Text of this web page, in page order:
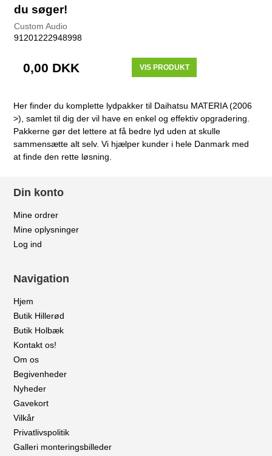
du søger!
Custom Audio
91201222948998
0,00 DKK VIS PRODUKT
Her finder du komplette lydpakker til Daihatsu MATERIA (2006
>), samlet til dig der vil have en enkel og effektiv opgradering.
Pakkerne gør det lettere at få bedre lyd uden at skulle
sammensætte alt selv. Vi hjælper kunder i hele Danmark med
at finde den rette løsning.
Din konto
Mine ordrer
Mine oplysninger
Log ind
Navigation
Hjem
Butik Hillerød
Butik Holbæk
Kontakt os!
Om os
Begivenheder
Nyheder
Gavekort
Vilkår
Privatlivspolitik
Galleri monteringsbilleder